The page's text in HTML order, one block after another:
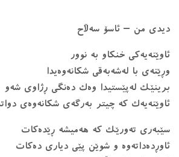
دیدی من – ئاسۆ سەڵاح
ئاوێنەیەکی خنکاو بە نوور
وڕێنەی با لەشەبەقی شکانەوەیدا
برینێک لەپێستیدا وەک دەنگی ڕژاوی شەو
ئاوێنەیەک کە چیتر بەرگەی شکانەوەی
سێبەری تەورێک کە هەمیشە ڕێدەکات
ئاوڕدەداتەوە و شوێن پێی دیاری دەکات